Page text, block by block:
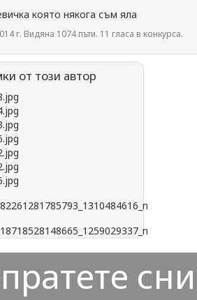
която някога съм яла
г. Видяна 1074 пъти. 11 гласа в конкурса.
от този автор